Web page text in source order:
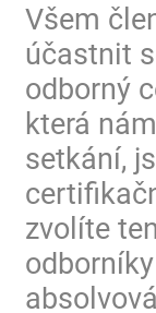
Všem
účastnit
odborný
která
setkání,
zvolíte